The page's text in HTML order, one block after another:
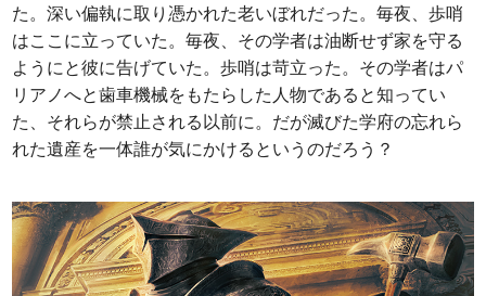
た。深い偏執に取り憑かれた老いぼれだった。毎夜、歩哨
はここに立っていた。毎夜、その学者は油断せず家を守る
ようにと彼に告げていた。歩哨は苛立った。その学者はパ
リアノへと歯車機械をもたらした人物であると知ってい
た、それらが禁止される以前に。だが滅びた学府の忘れら
れた遺産を一体誰が気にかけるというのだろう？